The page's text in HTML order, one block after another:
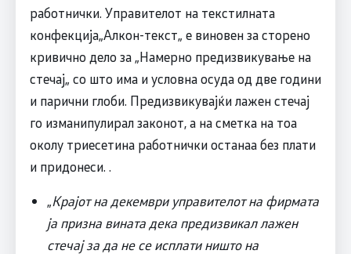
работнички. Управителот на текстилната
конфекција„Алкон-текст„ е виновен за сторено
кривично дело за „Намерно предизвикување на
стечај„ со што има и условна осуда од две години
и парични глоби. Предизвикувајќи лажен стечај
го изманипулирал законот, а на сметка на тоа
околу триесетина работнички останаа без плати
и придонеси. .
„Крајот на декември управителот на фирмата
ја призна вината дека предизвикал лажен
стечај за да не се исплати ништо на